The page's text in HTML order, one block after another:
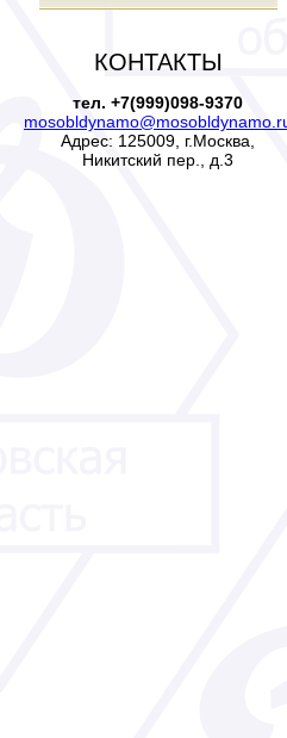
КОНТАКТЫ
тел. +7(999)098-9370
Адрес: 125009, г.Москва,
Никитский пер., д.3